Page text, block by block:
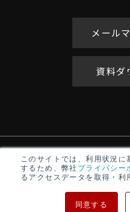
このサイトでは、利用状況
するため、弊社 プライバシー
るアクセスデータを取得・利
同意する
メール
資料ダ
アクセシビリティポリシー
サイトマップ
プライバシーポリシー